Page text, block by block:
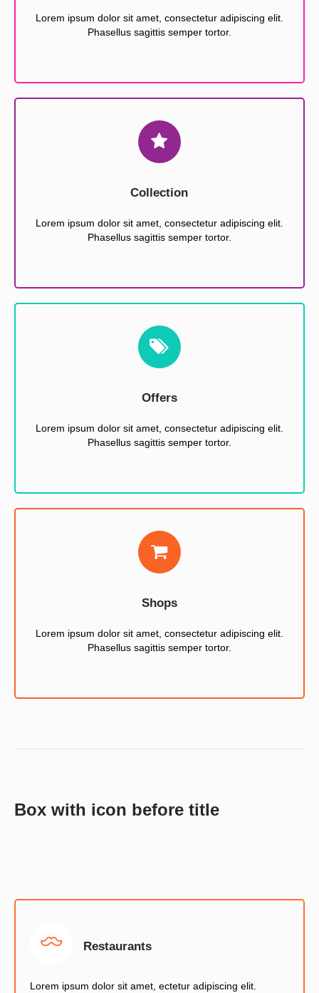
Lorem ipsum dolor sit amet, consectetur adipiscing elit.
Phasellus sagittis semper tortor.
Collection
Lorem ipsum dolor sit amet, consectetur adipiscing elit.
Phasellus sagittis semper tortor.
Offers
Lorem ipsum dolor sit amet, consectetur adipiscing elit.
Phasellus sagittis semper tortor.
Shops
Lorem ipsum dolor sit amet, consectetur adipiscing elit.
Phasellus sagittis semper tortor.
Box with icon before title
Restaurants
Lorem ipsum dolor sit amet, ectetur adipiscing elit.